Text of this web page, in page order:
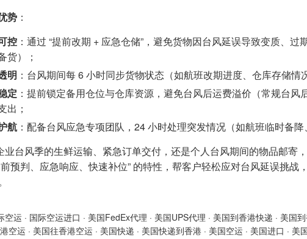
势 ：
控 ：通过 “提前改期 + 应急仓储”，避免货物因台风延误导致变质、
货）；
明 ：台风期间每 6 小时同步货物状态（如航班改期进度、仓库存储情
定 ：提前锁定备用仓位与仓库资源，避免台风后运费溢价（常规台
出；
航 ：配备台风应急专项团队，24 小时处理突发情况（如航班临时备
业台风季的生鲜运输、紧急订单交付，还是个人台风期间的物品邮寄
预判、应急响应、快速补位” 的特性，帮客户轻松应对台风延误挑战
空运 · 国际空运进口 · 美国FedEx代理 · 美国UPS代理 · 美国到香港快递 · 美国
空运 · 美国往香港空运 · 美国快递 · 美国快递到香港 · 美国空运 · 美国进口 · 美